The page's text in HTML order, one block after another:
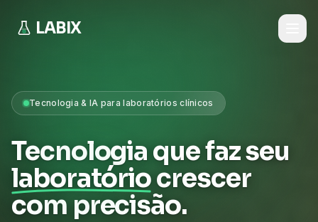
LABIX
Tecnologia & IA para laboratórios clínicos
Tecnologia que faz seu
laboratóriocrescer
com precisão.